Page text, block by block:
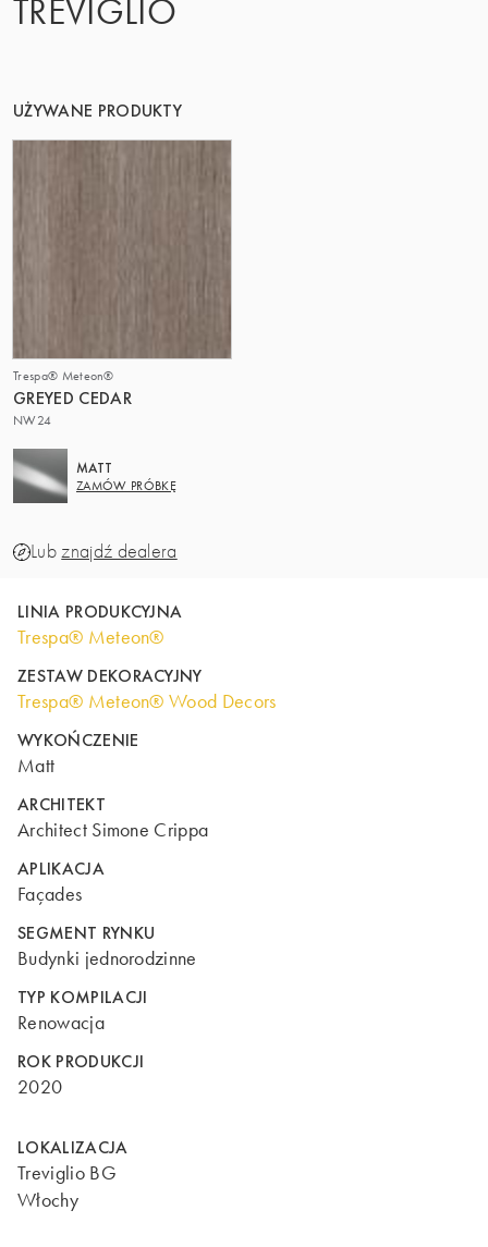
TREVIGLIO
UŻYWANE PRODUKTY
Trespa® Meteon®
GREYED CEDAR
NW24
MATT
ZAMÓW PRÓBKĘ
Lubznajdź dealera
LINIA PRODUKCYJNA
Trespa® Meteon®
ZESTAW DEKORACYJNY
Trespa® Meteon® Wood Decors
WYKOŃCZENIE
Matt
ARCHITEKT
Architect Simone Crippa
APLIKACJA
Façades
SEGMENT RYNKU
Budynki jednorodzinne
TYP KOMPILACJI
Renowacja
ROK PRODUKCJI
2020
LOKALIZACJA
Treviglio BG
Włochy